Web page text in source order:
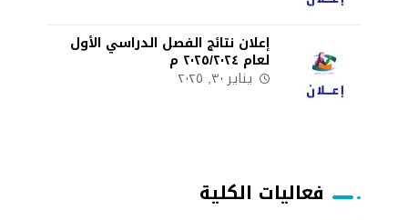
إعلان نتائج الفصل الدراسي الأول
لعام ٢٠٢٥/٢٠٢٤ م
يناير ٣٠, ٢٠٢٥
فعاليات الكلية